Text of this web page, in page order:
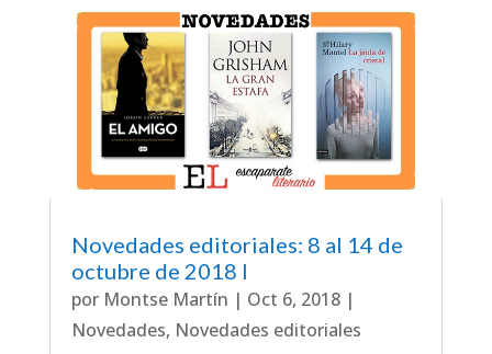
Novedades editoriales: 8 al 14 de
octubre de 2018 I
por Montse Martín | Oct 6, 2018|
Novedades, Novedades editoriales